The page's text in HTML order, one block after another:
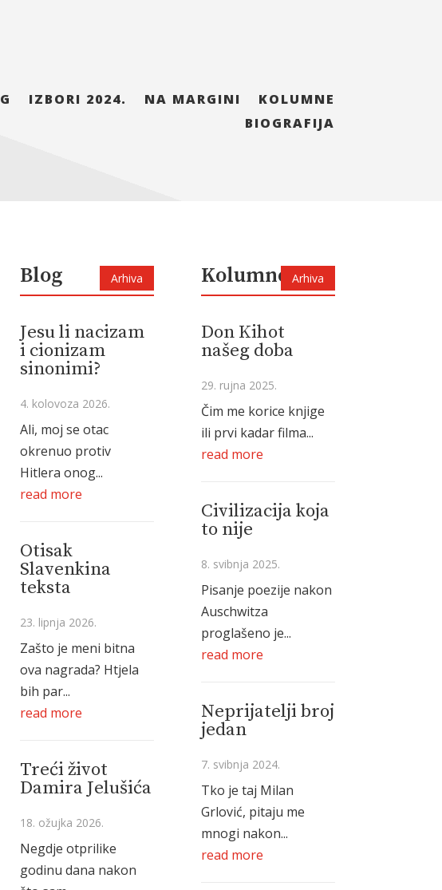
IZBORI 2024. NA MARGINI
KOLUMNE
BIOGRAFIJA
Blog Arhiva
Jesu li nacizam
i cionizam
sinonimi?
4. kolovoza 2026.
Ali, moj se otac
okrenuo protiv
Hitlera onog...
read more
Otisak
Slavenkina
teksta
23. lipnja 2026.
Zašto je meni bitna
ova nagrada? Htjela
bih par...
read more
Treći život
Damira Jelušića
18. ožujka 2026.
Negdje otprilike
godinu dana nakon
Kolumne Arhiva
Don Kihot
našeg doba
29. rujna 2025.
Čim me korice knjige
ili prvi kadar filma...
read more
Civilizacija koja
to nije
8. svibnja 2025.
Pisanje poezije nakon
Auschwitza
proglašeno je...
read more
Neprijatelji broj
jedan
7. svibnja 2024.
Tko je taj Milan
Grlović, pitaju me
mnogi nakon...
read more